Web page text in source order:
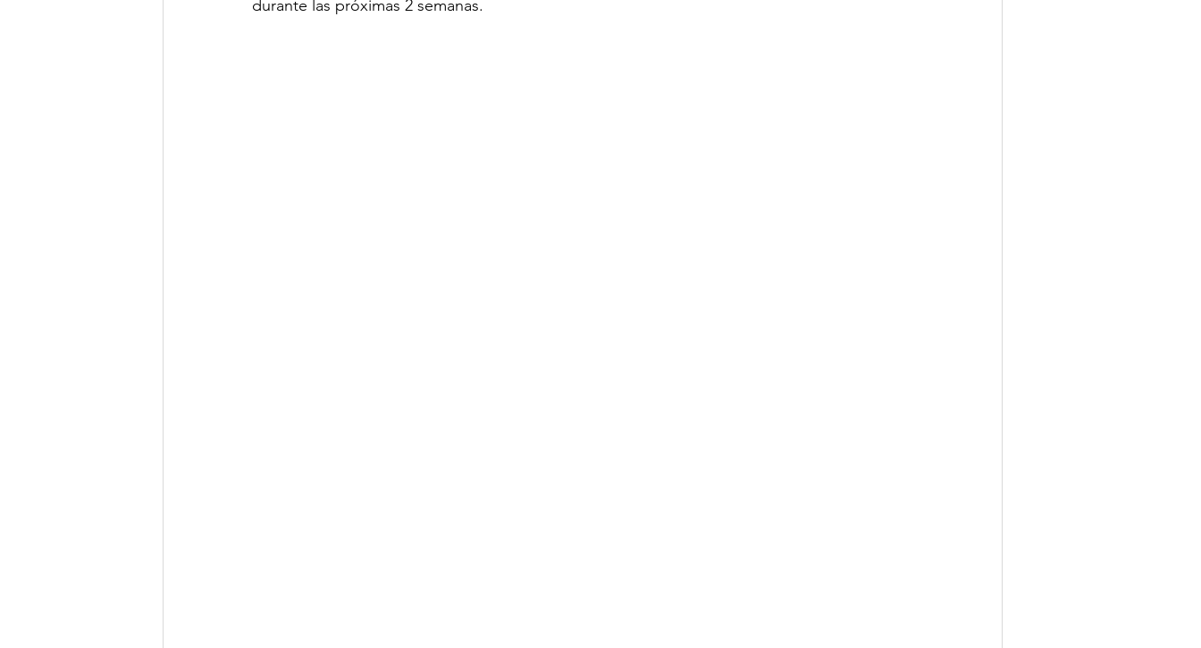
durante las próximas 2 semanas.